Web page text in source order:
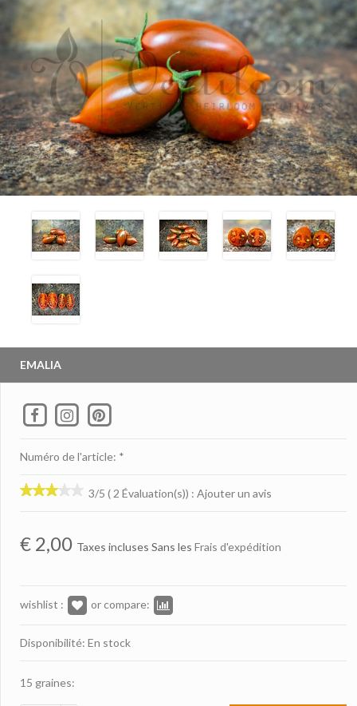
EMALIA
Numéro de l'article: *
3/5 ( 2 Évaluation(s)) : Ajouter un avis
€ 2,00 Taxes incluses Sans les Frais d'expédition
wishlist : or compare:
Disponibilité: En stock
15 graines: